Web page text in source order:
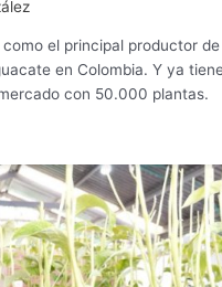
el principal productor de
en Colombia. Y ya
con 50.000 plantas.